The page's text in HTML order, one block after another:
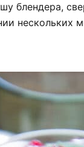
блендера,
нескольких